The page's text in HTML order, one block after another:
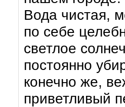
Вода чистая,
по себе
светлое
постоянно
конечно же,
приветливый